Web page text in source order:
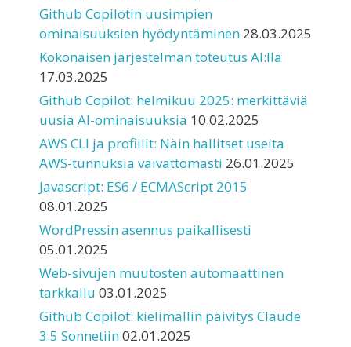
Github Copilotin uusimpien
ominaisuuksien hyödyntäminen 28.03.2025
Kokonaisen järjestelmän toteutus AI:lla
17.03.2025
Github Copilot: helmikuu 2025: merkittäviä
uusia AI-ominaisuuksia 10.02.2025
AWS CLI ja profiilit: Näin hallitset useita
AWS-tunnuksia vaivattomasti 26.01.2025
Javascript: ES6 / ECMAScript 2015
08.01.2025
WordPressin asennus paikallisesti
05.01.2025
Web-sivujen muutosten automaattinen
tarkkailu 03.01.2025
Github Copilot: kielimallin päivitys Claude
3.5 Sonnetiin02.01.2025